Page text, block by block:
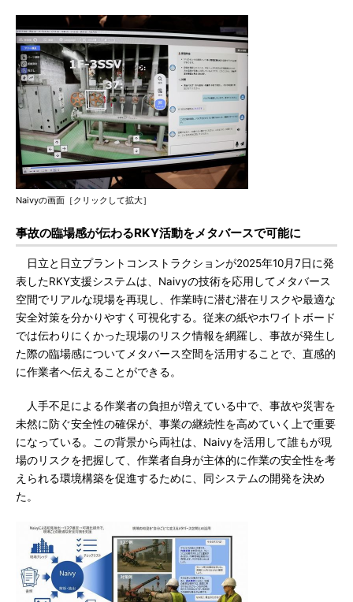
Naivyの画面［クリックして拡大］
事故の臨場感が伝わるRKY活動をメタバースで可能に
日立と日立プラントコンストラクションが2025年10月7日に発
表したRKY支援システムは、Naivyの技術を応用してメタバース
空間でリアルな現場を再現し、作業時に潜む潜在リスクや最適な
安全対策を分かりやすく可視化する。従来の紙やホワイトボード
では伝わりにくかった現場のリスク情報を網羅し、事故が発生し
た際の臨場感についてメタバース空間を活用することで、直感的
に作業者へ伝えることができる。
人手不足による作業者の負担が増えている中で、事故や災害を
未然に防ぐ安全性の確保が、事業の継続性を高めていく上で重要
になっている。この背景から両社は、Naivyを活用して誰もが現
場のリスクを把握して、作業者自身が主体的に作業の安全性を考
えられる環境構築を促進するために、同システムの開発を決め
た。